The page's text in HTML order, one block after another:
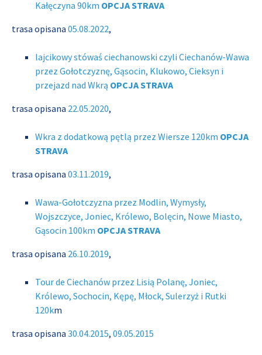
Kałęczyna 90km OPCJA STRAVA
trasa opisana 05.08.2022,
lajcikowy stówaś ciechanowski czyli Ciechanów-Wawa
przez Gołotczyznę, Gąsocin, Klukowo, Cieksyn i
przejazd nad Wkrą OPCJA STRAVA
trasa opisana 22.05.2020,
Wkra z dodatkową pętlą przez Wiersze 120km OPCJA
STRAVA
trasa opisana 03.11.2019,
Wawa-Gołotczyzna przez Modlin, Wymysły,
Wojszczyce, Joniec, Królewo, Bolęcin, Nowe Miasto,
Gąsocin 100km OPCJA STRAVA
trasa opisana 26.10.2019,
Tour de Ciechanów przez Lisią Polanę, Joniec,
Królewo, Sochocin, Kępę, Młock, Sulerzyż i Rutki
120km
trasa opisana 30.04.2015, 09.05.2015